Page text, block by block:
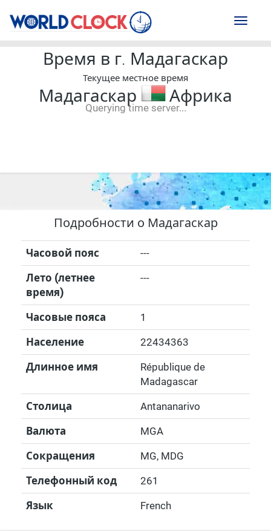
Toggle
Время в г. Мадагаскар
Текущее местное время
Мадагаскар Африка
Querying time server...
Подробности о Мадагаскар
Часовой пояс ---
Лето (летнее
время)
---
Часовые пояса 1
Население 22434363
Длинное имя
République de
Madagascar
Столица Antananarivo
Валюта MGA
Сокращения MG, MDG
Телефонный код 261
Язык French